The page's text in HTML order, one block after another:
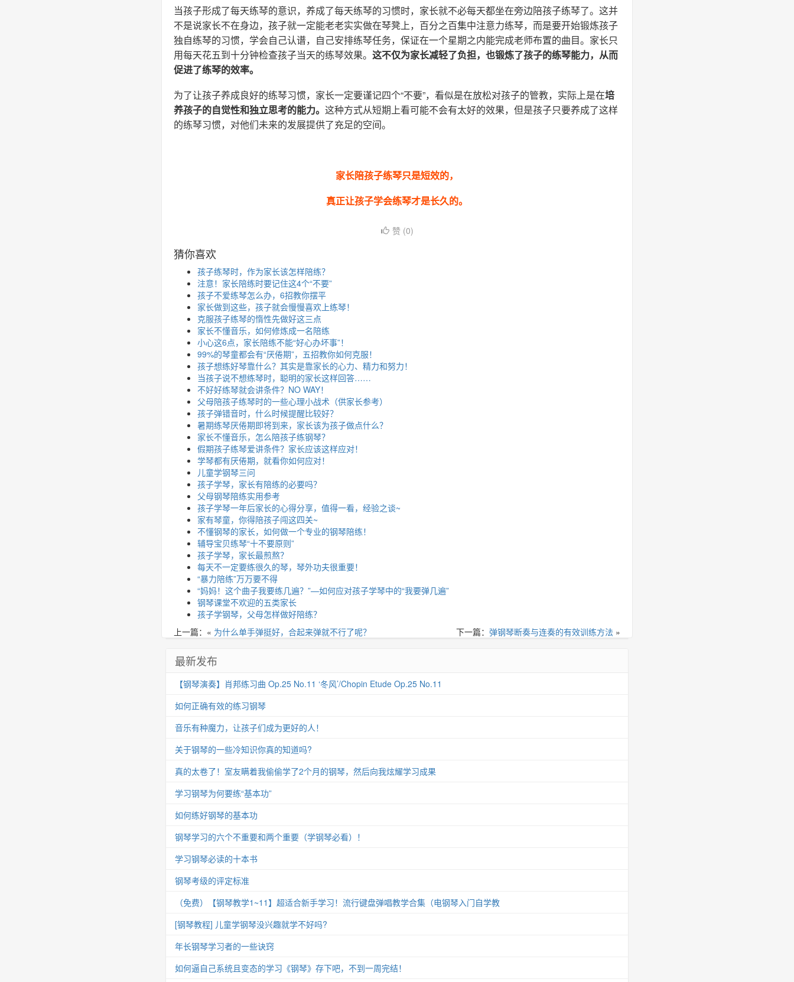
当孩子形成了每天练琴的意识，养成了每天练琴的习惯时，家长就不必每天都坐在旁边陪孩子练琴了。这并
不是说家长不在身边，孩子就一定能老老实实做在琴凳上，百分之百集中注意力练琴，而是要开始锻炼孩子
独自练琴的习惯，学会自己认谱，自己安排练琴任务，保证在一个星期之内能完成老师布置的曲目。家长只
用每天花五到十分钟检查孩子当天的练琴效果。 这不仅为家长减轻了负担，也锻炼了孩子的练琴能力，从而
促进了练琴的效率。
为了让孩子养成良好的练琴习惯，家长一定要谨记四个“不要”，看似是在放松对孩子的管教，实际上是在培
养孩子的自觉性和独立思考的能力。 这种方式从短期上看可能不会有太好的效果，但是孩子只要养成了这样
的练琴习惯，对他们未来的发展提供了充足的空间。
家长陪孩子练琴只是短效的，
真正让孩子学会练琴才是长久的。
赞 (0)
猜你喜欢
孩子练琴时，作为家长该怎样陪练？
注意！家长陪练时要记住这4个“不要”
孩子不爱练琴怎么办，6招教你摆平
家长做到这些，孩子就会慢慢喜欢上练琴！
克服孩子练琴的惰性先做好这三点
家长不懂音乐，如何修炼成一名陪练
小心这6点，家长陪练不能“好心办坏事”！
99%的琴童都会有“厌倦期”，五招教你如何克服！
孩子想练好琴靠什么？其实是靠家长的心力、精力和努力！
当孩子说不想练琴时，聪明的家长这样回答……
不好好练琴就会讲条件？NO WAY！
父母陪孩子练琴时的一些心理小战术（供家长参考）
孩子弹错音时，什么时候提醒比较好？
暑期练琴厌倦期即将到来，家长该为孩子做点什么？
家长不懂音乐，怎么陪孩子练钢琴？
假期孩子练琴爱讲条件？家长应该这样应对！
学琴都有厌倦期，就看你如何应对！
儿童学钢琴三问
孩子学琴，家长有陪练的必要吗？
父母钢琴陪练实用参考
孩子学琴一年后家长的心得分享，值得一看，经验之谈~
家有琴童，你得陪孩子闯这四关~
不懂钢琴的家长，如何做一个专业的钢琴陪练！
辅导宝贝练琴“十不要原则”
孩子学琴，家长最煎熬？
每天不一定要练很久的琴，琴外功夫很重要！
“暴力陪练”万万要不得
“妈妈！这个曲子我要练几遍？”—如何应对孩子学琴中的“我要弹几遍”
钢琴课堂不欢迎的五类家长
孩子学钢琴，父母怎样做好陪练？
下一篇： 弹钢琴断奏与连奏的有效训练方法 »
上一篇：« 为什么单手弹挺好，合起来弹就不行了呢？
最新发布
【钢琴演奏】肖邦练习曲 Op.25 No.11 ‘冬风’/Chopin Etude Op.25 No.11
如何正确有效的练习钢琴
音乐有种魔力，让孩子们成为更好的人！
关于钢琴的一些冷知识你真的知道吗?
真的太卷了！室友瞒着我偷偷学了2个月的钢琴，然后向我炫耀学习成果
学习钢琴为何要练“基本功”
如何练好钢琴的基本功
钢琴学习的六个不重要和两个重要（学钢琴必看）！
学习钢琴必读的十本书
钢琴考级的评定标准
（免费）【钢琴教学1~11】超适合新手学习！流行键盘弹唱教学合集（电钢琴入门自学教
[钢琴教程] 儿童学钢琴没兴趣就学不好吗?
年长钢琴学习者的一些诀窍
如何逼自己系统且变态的学习《钢琴》存下吧，不到一周完结！